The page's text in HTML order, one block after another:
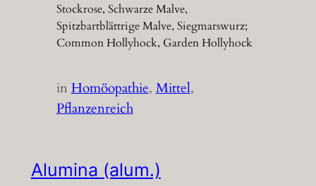
Stockrose, Schwarze Malve,
Spitzbartblättrige Malve, Siegmarswurz;
Common Hollyhock, Garden Hollyhock
inHomöopathie, Mittel
Pflanzenreich
Alumina (alum.)